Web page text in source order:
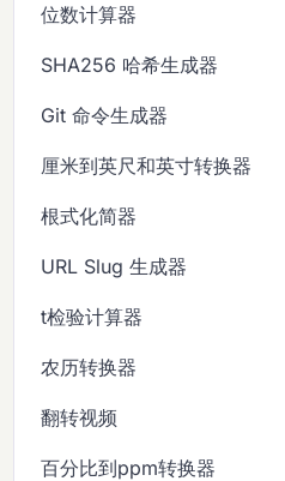
位数计算器
SHA256 哈希生成器
Git 命令生成器
厘米到英尺和英寸转换器
根式化简器
URL Slug 生成器
t检验计算器
农历转换器
翻转视频
百分比到ppm转换器